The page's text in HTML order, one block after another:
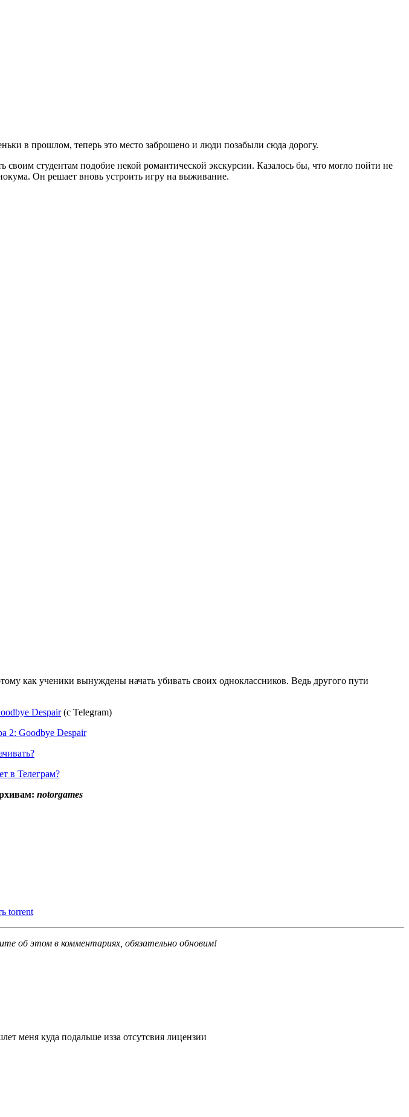
в прошлом, теперь это место заброшено и люди позабыли сюда дорогу.
студентам подобие некой романтической экскурсии. Казалось бы, что могло пойти не
Он решает вновь устроить игру на выживание.
как ученики вынуждены начать убивать своих одноклассников. Ведь другого пути
Despair(c Telegram)
2: Goodbye Despair
в Телеграм?
notorgames
torrent
об этом в комментариях, обязательно обновим!
меня куда подальше изза отсутсвия лицензии